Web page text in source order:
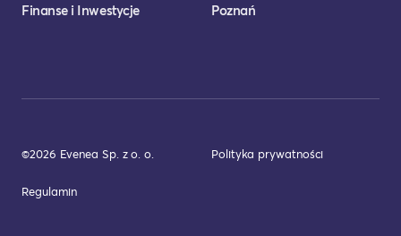
Finanse i Inwestycje Poznań
©2026 Evenea Sp. z o. o. Polityka prywatności
Regulamin